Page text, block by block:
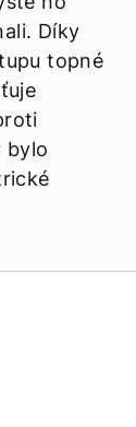
Díky
topné
bylo